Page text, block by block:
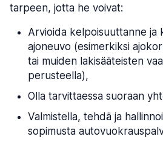
tarpeen, jotta he voivat:
Arvioida kelpoisuuttanne ja
ajoneuvo (esimerkiksi
tai muiden lakisääteisten
perusteella),
Olla tarvittaessa suoraan
Valmistella, tehdä ja
sopimusta